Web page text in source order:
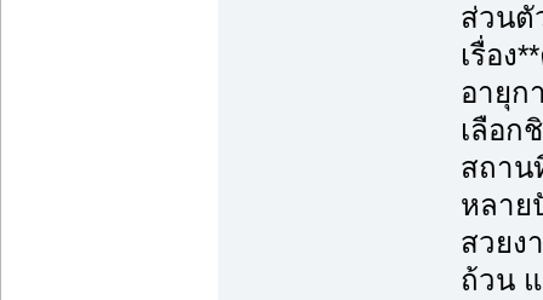
ส่วนตั
เรื่อง
อายุก
เลือก
สถาน
หลาย
สวยง
ถ้วน